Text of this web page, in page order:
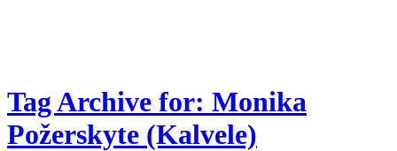
Tag Archive for: Monika
Požerskyte (Kalvele)